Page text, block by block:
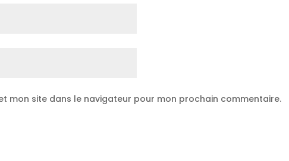
mon site dans le navigateur pour mon prochain commentaire.